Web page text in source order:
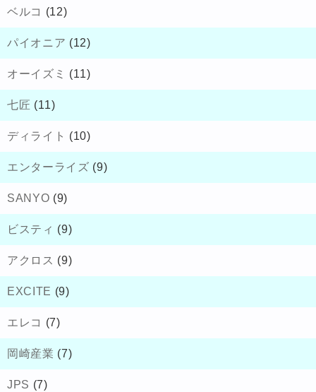
ベルコ (12)
パイオニア (12)
オーイズミ (11)
七匠 (11)
ディライト (10)
エンターライズ (9)
SANYO (9)
ビスティ (9)
アクロス (9)
EXCITE (9)
エレコ (7)
岡崎産業 (7)
JPS (7)